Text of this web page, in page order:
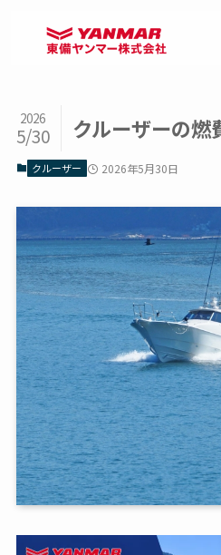
クルーザーの燃
2026
5/30
クルーザー 2026年5月30日